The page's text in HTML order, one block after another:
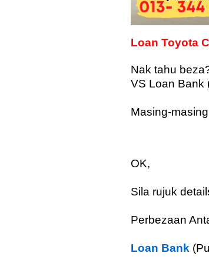
Loan Toyota
Nak tahu
VS Loan Bank
Masing-
OK,
Sila rujuk
Perbezaan
Loan Bank